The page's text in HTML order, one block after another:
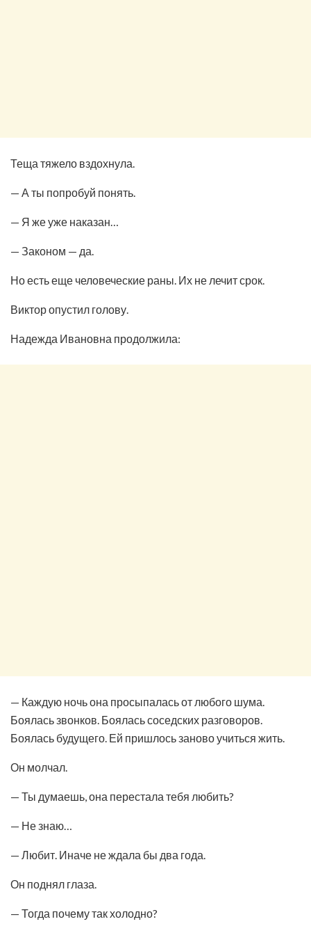
Теща тяжело вздохнула.
— А ты попробуй понять.
— Я же уже наказан…
— Законом — да.
Но есть еще человеческие раны. Их не лечит срок.
Виктор опустил голову.
Надежда Ивановна продолжила:
— Каждую ночь она просыпалась от любого шума.
Боялась звонков. Боялась соседских разговоров.
Боялась будущего. Ей пришлось заново учиться жить.
Он молчал.
— Ты думаешь, она перестала тебя любить?
— Не знаю…
— Любит. Иначе не ждала бы два года.
Он поднял глаза.
— Тогда почему так холодно?